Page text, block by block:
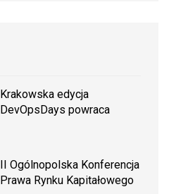
Krakowska edycja
DevOpsDays powraca
II Ogólnopolska Konferencja
Prawa Rynku Kapitałowego